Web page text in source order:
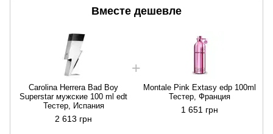
Вместе дешевле
Carolina Herrera Bad Boy
Superstar мужские 100 ml edt
Тестер, Испания
2 613 грн
Montale Pink Extasy edp 100ml
Тестер, Франция
1 651 грн